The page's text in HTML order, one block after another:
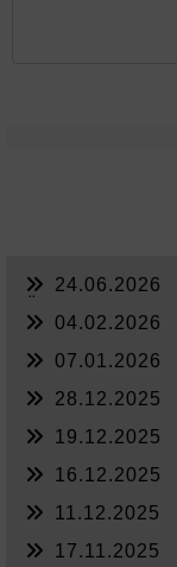
24.06.2026
04.02.2026
07.01.2026
28.12.2025
19.12.2025
16.12.2025
11.12.2025
17.11.2025